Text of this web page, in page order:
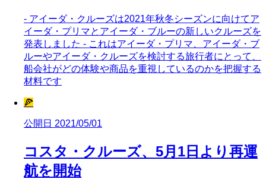
- アイーダ・クルーズは2021年秋冬シーズンに向けてア
イーダ・プリマとアイーダ・ブルーの新しいクルーズを
発表しました - これはアイーダ・プリマ、アイーダ・ブ
ルーやアイーダ・クルーズを検討する旅行者にとって、
船会社がどの体験や商品を重視しているのかを把握する
材料です
🍕
公開日 2021/05/01
コスタ・クルーズ、5月1日より再運
航を開始